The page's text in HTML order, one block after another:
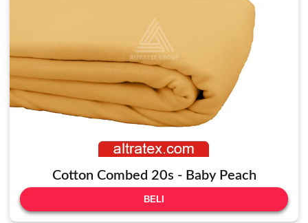
Cotton Combed 20s - Baby Peach
BELI